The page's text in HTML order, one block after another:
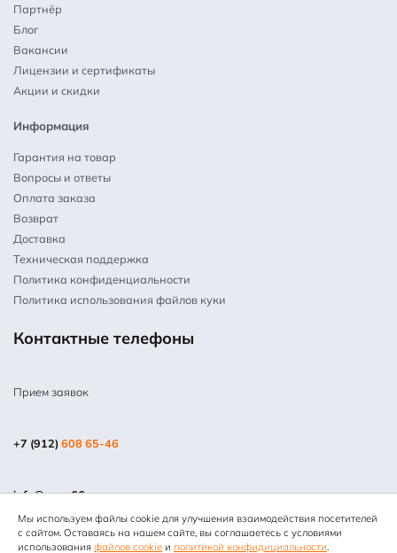
Партнёр
Блог
Вакансии
Лицензии и сертификаты
Акции и скидки
Информация
Гарантия на товар
Вопросы и ответы
Оплата заказа
Возврат
Доставка
Техническая поддержка
Политика конфиденциальности
Политика использования файлов куки
Контактные телефоны
Прием заявок
+7 (912)608 65-46
info@mpm66.ru
© 2013-2025 Все права защищены. Копирование информации
запрещено. Информация на сайте не является публичной
Мы используем файлы cookie для улучшения взаимодействия посетителей
с сайтом. Оставаясь на нашем сайте, вы соглашаетесь с условиями
использования файлов cookie и политикой конфидициальности.